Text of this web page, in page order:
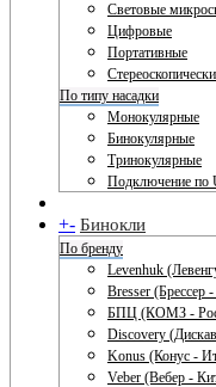
Световые
Цифровые
Портативные
По типу насадки
Монокулярные
Бинокулярные
Тринокулярные
Подключение по
+- Бинокли
По бренду
Levenhuk
Bresser (Брессер
БПЦ (КОМЗ -
Discovery
Konus (Конус -
Veber (Вебер -